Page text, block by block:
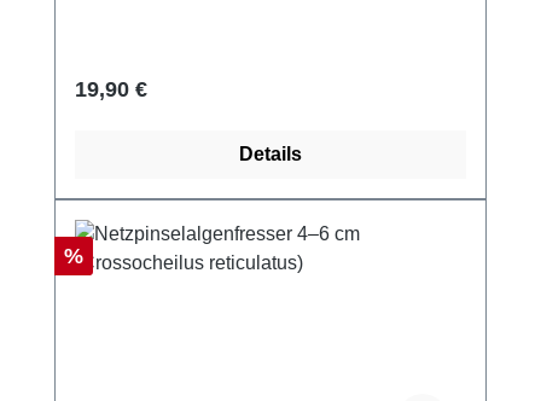
Regulärer Preis:
19,90 €
Details
Rabatt
%